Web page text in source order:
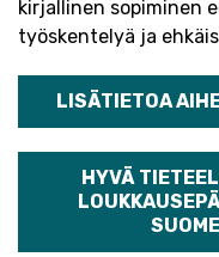
kirjallinen sopiminen
työskentelyä ja
LISÄTIETOA
HYVÄ